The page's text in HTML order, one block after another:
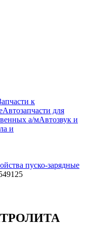
к
Автозапчасти для
а/мАвтозвук и
и
пуско-зарядные